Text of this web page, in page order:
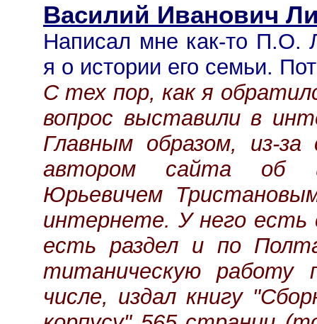
Василий Иванович
Написал мне как-то П.О.
я о истории его семьи.
С тех пор, как я
вопрос выставили в
Главным образом, из-
автором сайта об
Юрьевичем
интернете. У него
есть раздел и по
титаническую
числе, издал книгу